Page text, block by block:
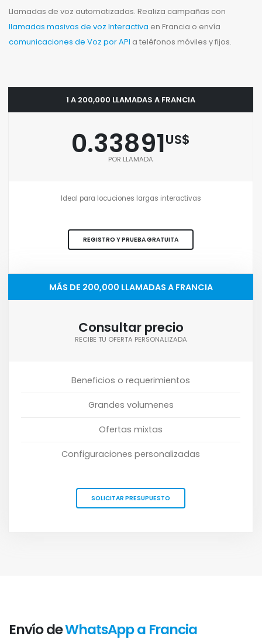
Llamadas de voz automatizadas. Realiza campañas con
llamadas masivas de voz Interactiva en Francia o envía
comunicaciones de Voz por API a teléfonos móviles y fijos.
1 A 200,000 LLAMADAS A FRANCIA
0.33891US$
POR LLAMADA
Ideal para locuciones largas interactivas
REGISTRO Y PRUEBA GRATUITA
MÁS DE 200,000 LLAMADAS A FRANCIA
Consultar precio
RECIBE TU OFERTA PERSONALIZADA
Beneficios o requerimientos
Grandes volumenes
Ofertas mixtas
Configuraciones personalizadas
SOLICITAR PRESUPUESTO
Envío deWhatsApp a Francia